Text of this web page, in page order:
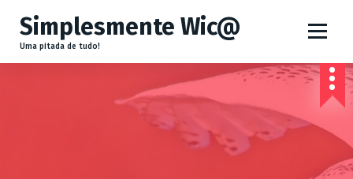
l
Simplesmente Wic@
Uma pitada de tudo!